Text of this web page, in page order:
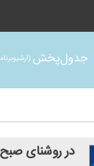
جدول‌پخش
در روشنای صبح